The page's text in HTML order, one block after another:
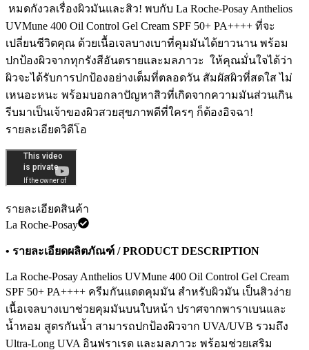
️ หมดกังวลเรื่องผิวมันและสิว! พบกับ La Roche-Posay Anthelios
UVMune 400 Oil Control Gel Cream SPF 50+ PA++++ ที่จะ
เปลี่ยนชีวิตคุณ ด้วยเนื้อเจลบางเบาที่คุมมันได้ยาวนาน พร้อม
ปกป้องผิวจากทุกรังสีอันตรายและมลภาวะ ️ ให้คุณมั่นใจได้ว่า
ผิวจะได้รับการปกป้องอย่างเต็มที่ตลอดวัน สัมผัสผิวที่สดใส ไม่
เหนอะหนะ พร้อมบอกลาปัญหาสิวที่เกิดจากความมันส่วนเกิน
รีบมาเป็นเจ้าของผิวสวยสุขภาพดีที่ใครๆ ก็ต้องอิจฉา!
รายละเอียดวิดีโอ
รายละเอียดสินค้า
La Roche-Posay
• รายละเอียดผลิตภัณฑ์ / PRODUCT DESCRIPTION
La Roche-Posay Anthelios UVMune 400 Oil Control Gel Cream
SPF 50+ PA++++ ครีมกันแดดคุมมัน สำหรับผิวมัน เป็นสิวง่าย
เนื้อเจลบางเบาช่วยคุมมันบนใบหน้า ปราศจากพาราเบนและ
น้ำหอม สูตรกันน้ำ สามารถปกป้องผิวจาก UVA/UVB รวมถึง
Ultra-Long UVA อินฟราเรด และมลภาวะ พร้อมช่วยเสริม